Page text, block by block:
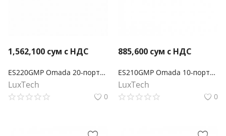
1,562,100 сум с НДС
ES220GMP Omada 20-портовый гигабитный Easy Managed коммутатор с 16 портами PoE+
LuxTech
0
885,600 сум с НДС
ES210GMP Omada 10-портовый гигабитный Easy Managed коммутатор с 8 портами PoE+
LuxTech
0